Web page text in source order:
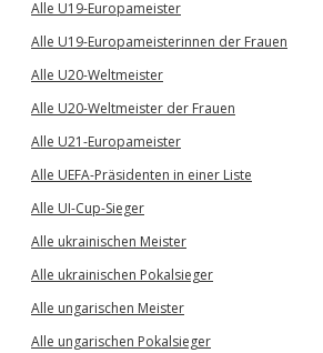
Alle U19-Europameister
Alle U19-Europameisterinnen der Frauen
Alle U20-Weltmeister
Alle U20-Weltmeister der Frauen
Alle U21-Europameister
Alle UEFA-Präsidenten in einer Liste
Alle UI-Cup-Sieger
Alle ukrainischen Meister
Alle ukrainischen Pokalsieger
Alle ungarischen Meister
Alle ungarischen Pokalsieger